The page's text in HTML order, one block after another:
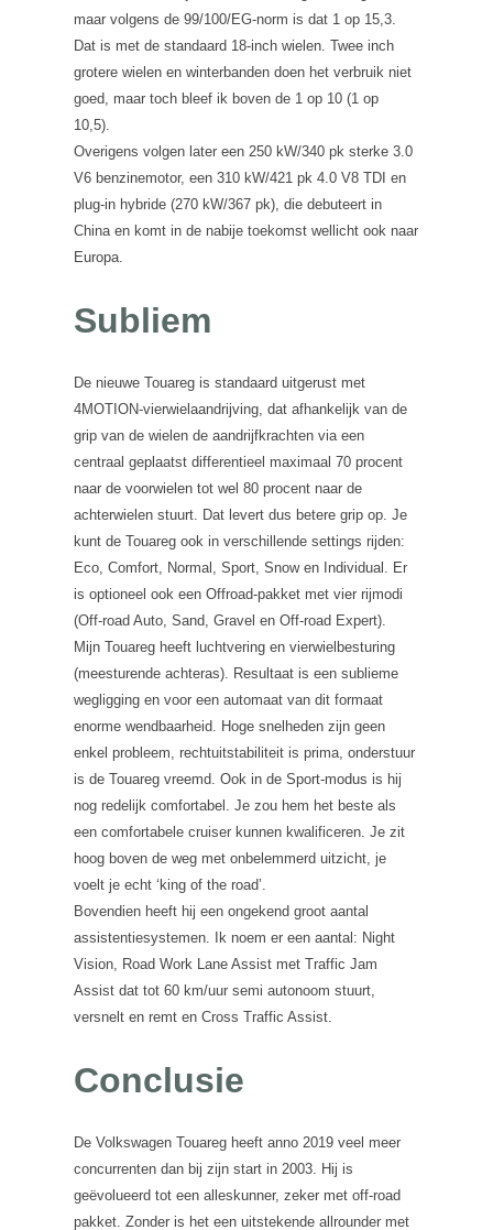
maar volgens de 99/100/EG-norm is dat 1 op 15,3.
Dat is met de standaard 18-inch wielen. Twee inch
grotere wielen en winterbanden doen het verbruik niet
goed, maar toch bleef ik boven de 1 op 10 (1 op
10,5).
Overigens volgen later een 250 kW/340 pk sterke 3.0
V6 benzinemotor, een 310 kW/421 pk 4.0 V8 TDI en
plug-in hybride (270 kW/367 pk), die debuteert in
China en komt in de nabije toekomst wellicht ook naar
Europa.
Subliem
De nieuwe Touareg is standaard uitgerust met
4MOTION-vierwielaandrijving, dat afhankelijk van de
grip van de wielen de aandrijfkrachten via een
centraal geplaatst differentieel maximaal 70 procent
naar de voorwielen tot wel 80 procent naar de
achterwielen stuurt. Dat levert dus betere grip op. Je
kunt de Touareg ook in verschillende settings rijden:
Eco, Comfort, Normal, Sport, Snow en Individual. Er
is optioneel ook een Offroad-pakket met vier rijmodi
(Off-road Auto, Sand, Gravel en Off-road Expert).
Mijn Touareg heeft luchtvering en vierwielbesturing
(meesturende achteras). Resultaat is een sublieme
wegligging en voor een automaat van dit formaat
enorme wendbaarheid. Hoge snelheden zijn geen
enkel probleem, rechtuitstabiliteit is prima, onderstuur
is de Touareg vreemd. Ook in de Sport-modus is hij
nog redelijk comfortabel. Je zou hem het beste als
een comfortabele cruiser kunnen kwalificeren. Je zit
hoog boven de weg met onbelemmerd uitzicht, je
voelt je echt ‘king of the road’.
Bovendien heeft hij een ongekend groot aantal
assistentiesystemen. Ik noem er een aantal: Night
Vision, Road Work Lane Assist met Traffic Jam
Assist dat tot 60 km/uur semi autonoom stuurt,
versnelt en remt en Cross Traffic Assist.
Conclusie
De Volkswagen Touareg heeft anno 2019 veel meer
concurrenten dan bij zijn start in 2003. Hij is
geëvolueerd tot een alleskunner, zeker met off-road
pakket. Zonder is het een uitstekende allrounder met